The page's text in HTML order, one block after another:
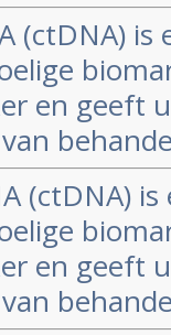
(ctDNA) is
en geeft
(ctDNA)
en geeft